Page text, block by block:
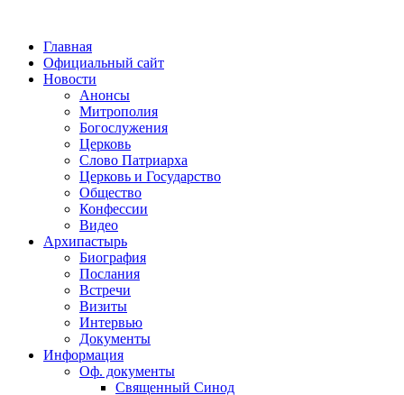
Главная
Официальный сайт
Новости
Анонсы
Митрополия
Богослужения
Церковь
Слово Патриарха
Церковь и Государство
Общество
Конфессии
Видео
Архипастырь
Биография
Послания
Встречи
Визиты
Интервью
Документы
Информация
Оф. документы
Священный Синод